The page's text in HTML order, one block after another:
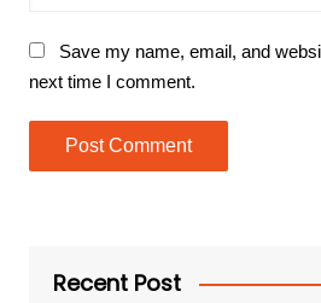
Save my name, email, and
next time I comment.
Recent Post